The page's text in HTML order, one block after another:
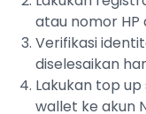
atau nomor HP
Verifikasi
diselesaikan
Lakukan top
wallet ke akun